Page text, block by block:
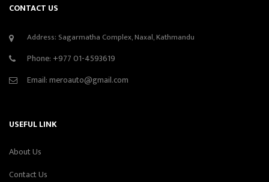
CONTACT US
Address: Sagarmatha Complex, Naxal, Kathmandu
Phone: +977 01-4593619
Email:meroauto@gmail.com
USEFUL LINK
About Us
Contact Us